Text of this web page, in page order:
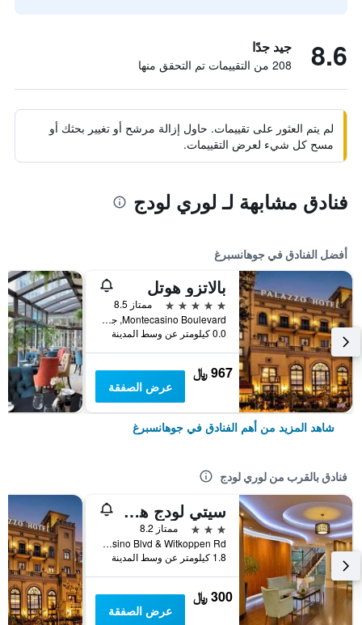
8.6 جيد جدًا
208 من التقييمات تم التحقق منها
لم يتم العثور على تقييمات. حاول إزالة مرشح أو تغيير بحثك أو
مسح كل شيء لعرض التقييمات.
فنادق مشابهة لـ لوري لودج
أفضل الفنادق في جوهانسبرغ
بالاتزو هوتل
5 نجوم
ممتاز 8.5
Montecasino Boulevard, جوهانسبرغ, محافظة غاوتينج, جنوب أفريقيا
0.0 كيلومتر عن وسط المدينة
967 ﷼
عرض الصفقة
شاهد المزيد من أهم الفنادق في جوهانسبرغ
فنادق بالقرب من لوري لودج
سيتي لودج هوتل فوروايز
3 نجوم
ممتاز 8.2
Cnr Montecasino Blvd & Witkoppen Rd, جوهانسبرغ, محافظة غاوتينج, جنوب أفريقيا
1.8 كيلومتر عن وسط المدينة
300 ﷼
عرض الصفقة